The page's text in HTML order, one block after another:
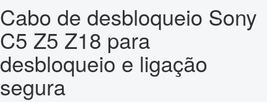
Cabo de desbloqueio Sony
C5 Z5 Z18 para
desbloqueio e ligação
segura